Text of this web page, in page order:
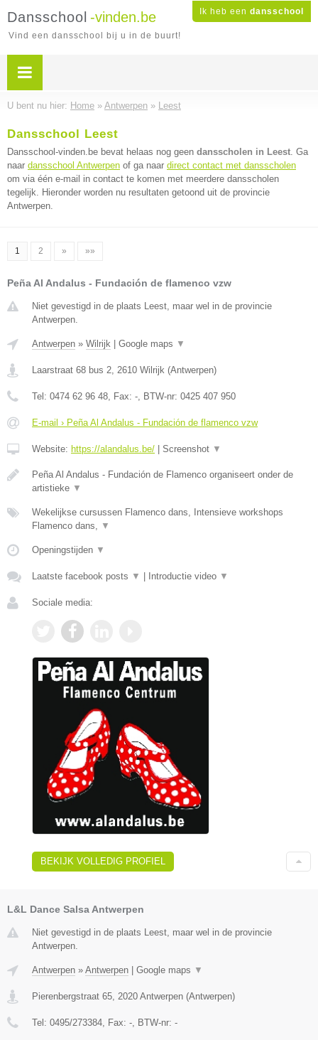
Ik heb een dansschool
Dansschool -vinden.be
Vind een dansschool bij u in de buurt!
U bent nu hier: Home » Antwerpen » Leest
Dansschool Leest
Dansschool-vinden.be bevat helaas nog geen dansscholen in Leest. Ga
naar dansschool Antwerpen of ga naar direct contact met dansscholen
om via één e-mail in contact te komen met meerdere dansscholen
tegelijk. Hieronder worden nu resultaten getoond uit de provincie
Antwerpen.
1 2 » »»
Peña Al Andalus - Fundación de flamenco vzw
Niet gevestigd in de plaats Leest, maar wel in de provincie
Antwerpen.
Antwerpen » Wilrijk Google maps ▼
Laarstraat 68 bus 2, 2610 Wilrijk (Antwerpen)
Tel: 0474 62 96 48, Fax: -, BTW-nr: 0425 407 950
E-mail › Peña Al Andalus - Fundación de flamenco vzw
Website: https://alandalus.be/ Screenshot ▼
Peña Al Andalus - Fundación de Flamenco organiseert onder de
artistieke ▼
Wekelijkse cursussen Flamenco dans, Intensieve workshops
Flamenco dans, ▼
Openingstijden ▼
Laatste facebook posts ▼ Introductie video ▼
Sociale media:
BEKIJK VOLLEDIG PROFIEL
L&L Dance Salsa Antwerpen
Niet gevestigd in de plaats Leest, maar wel in de provincie
Antwerpen.
Antwerpen » Antwerpen Google maps ▼
Pierenbergstraat 65, 2020 Antwerpen (Antwerpen)
Tel: 0495/273384, Fax: -, BTW-nr: -